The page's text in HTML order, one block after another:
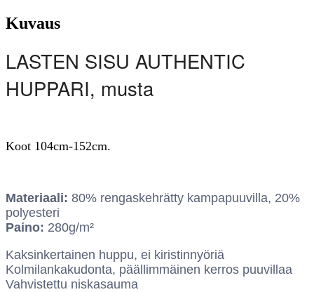
Kuvaus
LASTEN SISU AUTHENTIC
HUPPARI, musta
Koot 104cm-152cm.
Materiaali: 80% rengaskehrätty kampapuuvilla, 20%
polyesteri
Paino: 280g/m²
Kaksinkertainen huppu, ei kiristinnyöriä
Kolmilankakudonta, päällimmäinen kerros puuvillaa
Vahvistettu niskasauma